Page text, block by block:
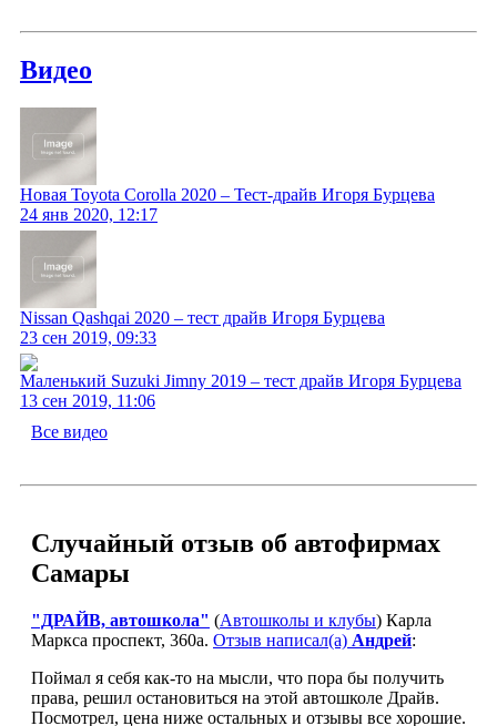
Видео
Новая Toyota Corolla 2020 – Тест-драйв Игоря Бурцева
24 янв 2020, 12:17
Nissan Qashqai 2020 – тест драйв Игоря Бурцева
23 сен 2019, 09:33
Маленький Suzuki Jimny 2019 – тест драйв Игоря Бурцева
13 сен 2019, 11:06
Все видео
Случайный отзыв об автофирмах
Самары
"ДРАЙВ, автошкола" (Автошколы и клубы) Карла
Маркса проспект, 360а. Отзыв написал(а) Андрей:
Поймал я себя как-то на мысли, что пора бы получить
права, решил остановиться на этой автошколе Драйв.
Посмотрел, цена ниже остальных и отзывы все хорошие.